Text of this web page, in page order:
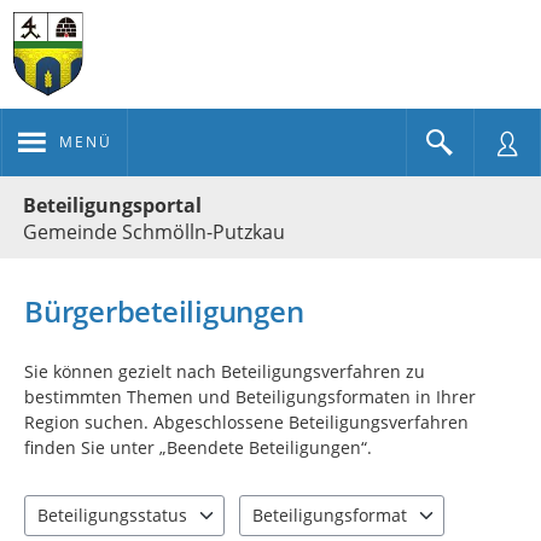
MENÜ
Beteiligungsportal
Gemeinde Schmölln-Putzkau
Bürgerbeteiligungen
Sie können gezielt nach Beteiligungsverfahren zu
bestimmten Themen und Beteiligungsformaten in Ihrer
Region suchen. Abgeschlossene Beteiligungsverfahren
finden Sie unter „Beendete Beteiligungen“.
Beteiligungsstatus
Beteiligungsformat